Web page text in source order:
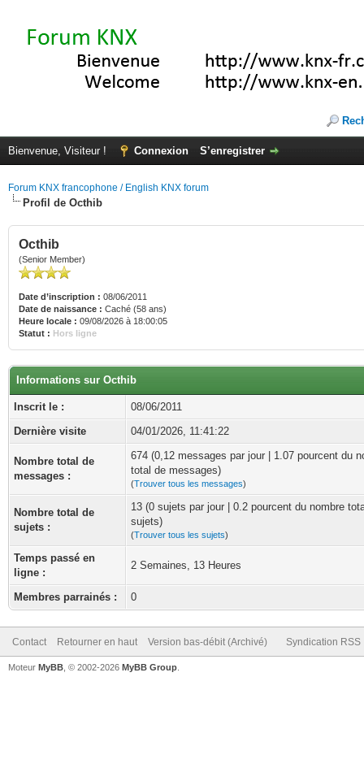
Bienvenue, Visiteur ! Connexion S’enregistrer
Forum KNX francophone / English KNX forum
Profil de Octhib
Octhib
(Senior Member)
Date d’inscription : 08/06/2011
Date de naissance : Caché (58 ans)
Heure locale : 09/08/2026 à 18:00:05
Statut : Hors ligne
Informations sur Octhib
Inscrit le :
08/06/2011
Dernière visite
04/01/2026, 11:41:22
Nombre total de
messages :
674 (0,12 messages par jour | 1.07 pourcent du
total de messages)
(Trouver tous les messages)
Nombre total de
sujets :
13 (0 sujets par jour | 0.2 pourcent du nombre
sujets)
(Trouver tous les sujets)
Temps passé en
ligne :
2 Semaines, 13 Heures
Membres parrainés : 0
Contact Retourner en haut Version bas-débit (Archivé) Syndication RSS
Moteur MyBB , © 2002-2026 MyBB Group